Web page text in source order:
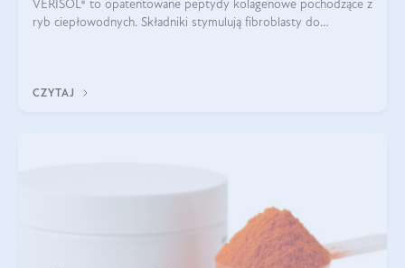
VERISOL® to opatentowane peptydy kolagenowe pochodzące z
ryb ciepłowodnych. Składniki stymulują fibroblasty do
CZYTAJ